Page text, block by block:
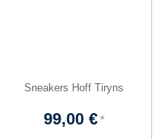
Sneakers Hoff Tiryns
99,00 €